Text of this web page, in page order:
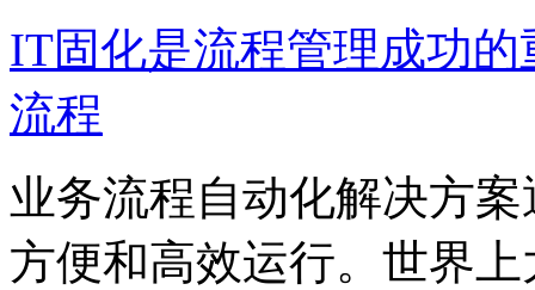
IT固化是流程管理成功的
流程
业务流程自动化解决方
方便和高效运行。世界